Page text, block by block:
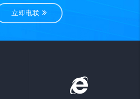
立即电联